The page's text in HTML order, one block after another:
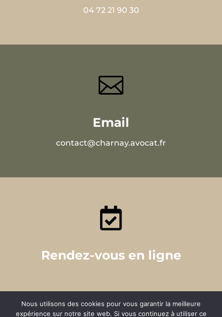
04 72 21 90 30

Email
contact@charnay.avocat.fr

Rendez-vous en ligne
Nous utilisons des cookies pour vous garantir la meilleure
expérience sur notre site web. Si vous continuez à utiliser ce